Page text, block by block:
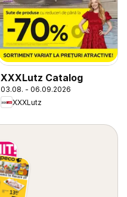
XXXLutz Catalog
03.08. - 06.09.2026
XXXLutz